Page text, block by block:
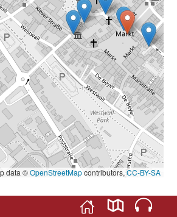
data ©OpenStreetMapcontributors,CC-BY-SA